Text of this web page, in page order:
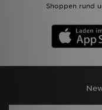
Shoppen rund